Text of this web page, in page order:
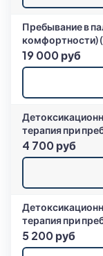
Пребывание в
комфортности)
19 000 руб
терапия при
4 700 руб
терапия при
5 200 руб